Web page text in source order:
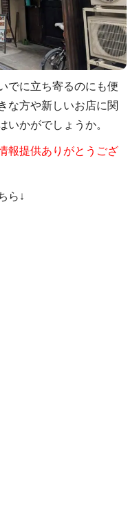
でに立ち寄るのにも便
な方や新しいお店に関
いかがでしょうか。
報提供ありがとうござ
ら↓